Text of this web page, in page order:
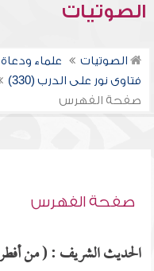
الصوتيات
الصوتيات علماء ودعاة
فتاوى نور على الدرب (330)
صفحة الفهرس
صفحة الفهرس
الحديث الشريف : ( من